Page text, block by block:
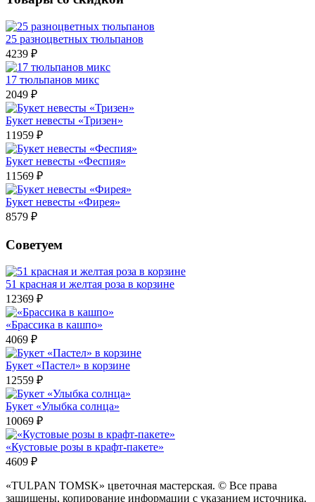
25 разноцветных тюльпанов
4239 ₽
17 тюльпанов микс
2049 ₽
Букет невесты «Тризен»
11959 ₽
Букет невесты «Феспия»
11569 ₽
Букет невесты «Фирея»
8579 ₽
Советуем
51 красная и желтая роза в корзине
12369 ₽
«Брассика в кашпо»
4069 ₽
Букет «Пастел» в корзине
12559 ₽
Букет «Улыбка солнца»
10069 ₽
«Кустовые розы в крафт-пакете»
4609 ₽
«TULPAN TOMSK» цветочная мастерская. © Все права
защищены, копирование информации с указанием источника.